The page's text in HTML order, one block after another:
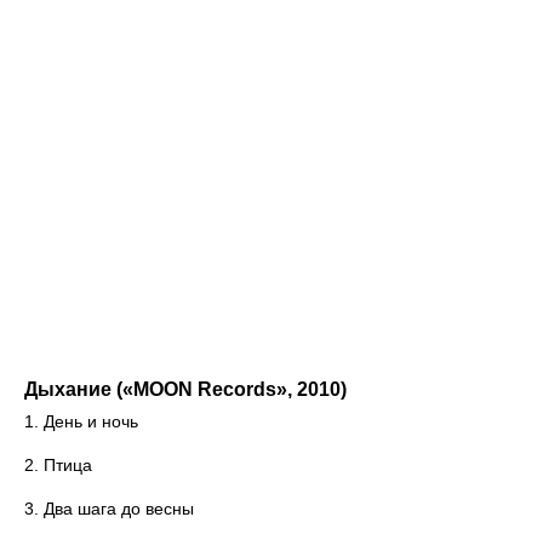
Дыхание («MOON Records», 2010)
1. День и ночь
2. Птица
3. Два шага до весны